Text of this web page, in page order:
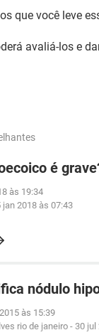
que você leve
avaliá-los e
é
às 19:34
jan 2018 às 07:43
nódulo
às 15:39
rio de janeiro - 30 jul